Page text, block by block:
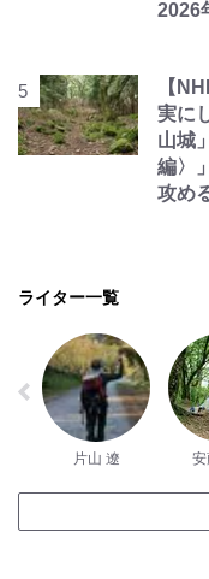
2026
【
実に
山城
編〉
攻め
ライター一覧
片山 遼 安